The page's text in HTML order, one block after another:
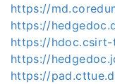
https://
https://
https://hdoc.csirt-
https://
https://